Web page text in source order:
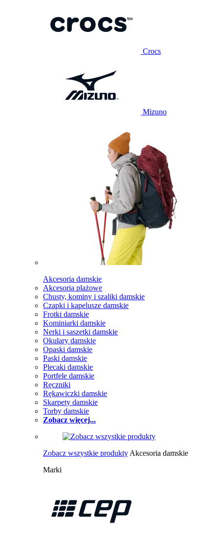
Crocs
Mizuno
Akcesoria damskie
Akcesoria plażowe
Chusty, kominy i szaliki damskie
Czapki i kapelusze damskie
Frotki damskie
Kominiarki damskie
Nerki i saszetki damskie
Okulary damskie
Opaski damskie
Paski damskie
Plecaki damskie
Portfele damskie
Ręczniki
Rękawiczki damskie
Skarpety damskie
Torby damskie
Zobacz więcej...
Zobacz wszystkie produkty Akcesoria damskie
Marki